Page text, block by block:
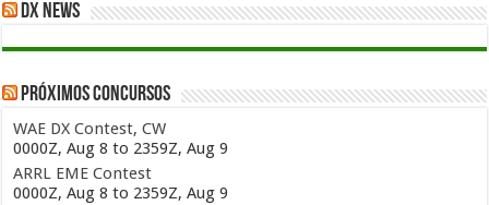
DX News
Próximos concursos
WAE DX Contest, CW
0000Z, Aug 8 to 2359Z, Aug 9
ARRL EME Contest
0000Z, Aug 8 to 2359Z, Aug 9